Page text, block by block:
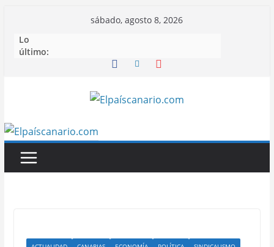
contenido
sábado, agosto 8, 2026
Lo
último: